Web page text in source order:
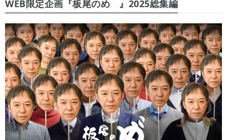
WEB限定企画『板尾のめ゙』2025総集編